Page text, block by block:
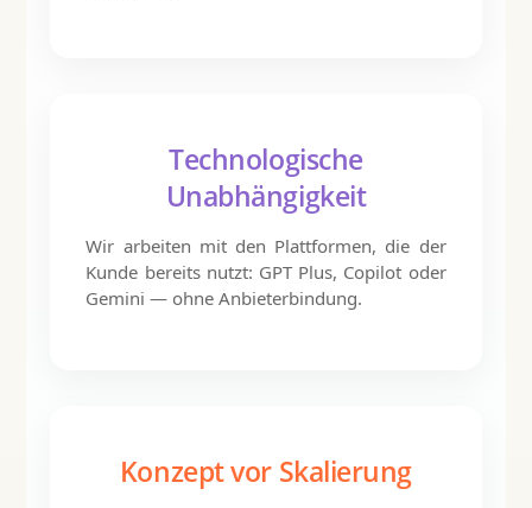
Technologische
Unabhängigkeit
Wir arbeiten mit den Plattformen, die der
Kunde bereits nutzt: GPT Plus, Copilot oder
Gemini — ohne Anbieterbindung.
Konzept vor Skalierung